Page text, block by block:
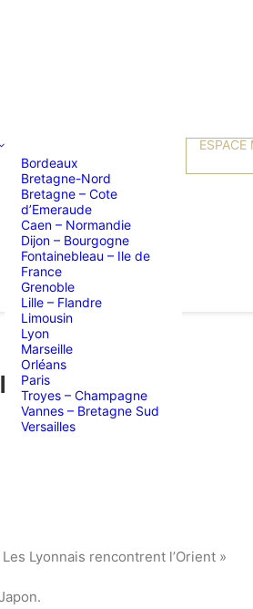
Bordeaux
Bretagne-Nord
Bretagne – Cote
d’Emeraude
Caen – Normandie
Dijon – Bourgogne
Fontainebleau – Ile de
France
Grenoble
Lille – Flandre
Limousin
Lyon
Marseille
Orléans
Paris
Troyes – Champagne
Vannes – Bretagne Sud
Versailles
ESPACE
l’Orient »
Lyonnais rencontrent l’Orient »